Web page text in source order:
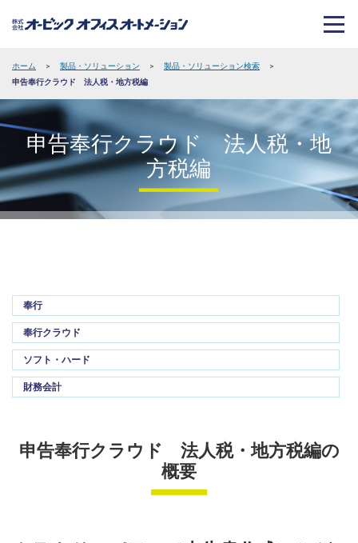
ホーム > 製品・ソリューション > 製品・ソリューション検索
>
申告奉行クラウド 法人税・地方税編
申告奉行クラウド 法人税・地
方税編
奉行
奉行クラウド
ソフト・ハード
財務会計
申告奉行クラウド 法人税・地方税編の
概要